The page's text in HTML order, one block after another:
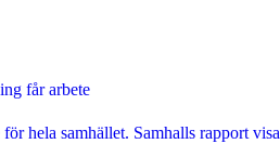
får arbete
hela samhället. Samhalls rapport